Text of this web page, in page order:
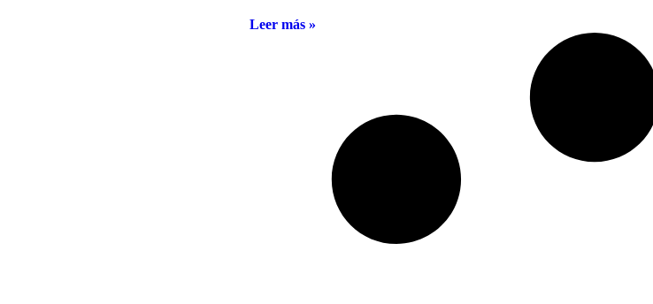
Leer más »